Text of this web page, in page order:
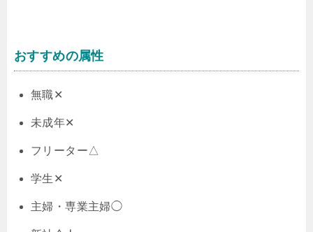
おすすめの属性
無職✕
未成年✕
フリーター△
学生✕
主婦・専業主婦◯